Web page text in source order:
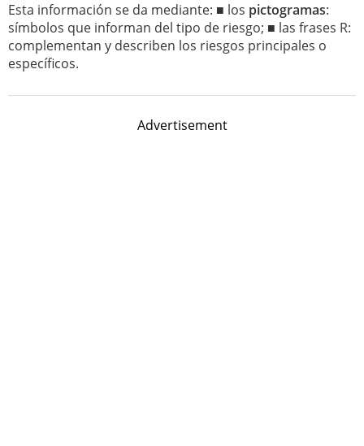
Esta información se da mediante: ■ los pictogramas:
símbolos que informan del tipo de riesgo; ■ las frases R:
complementan y describen los riesgos principales o
específicos.
Advertisement